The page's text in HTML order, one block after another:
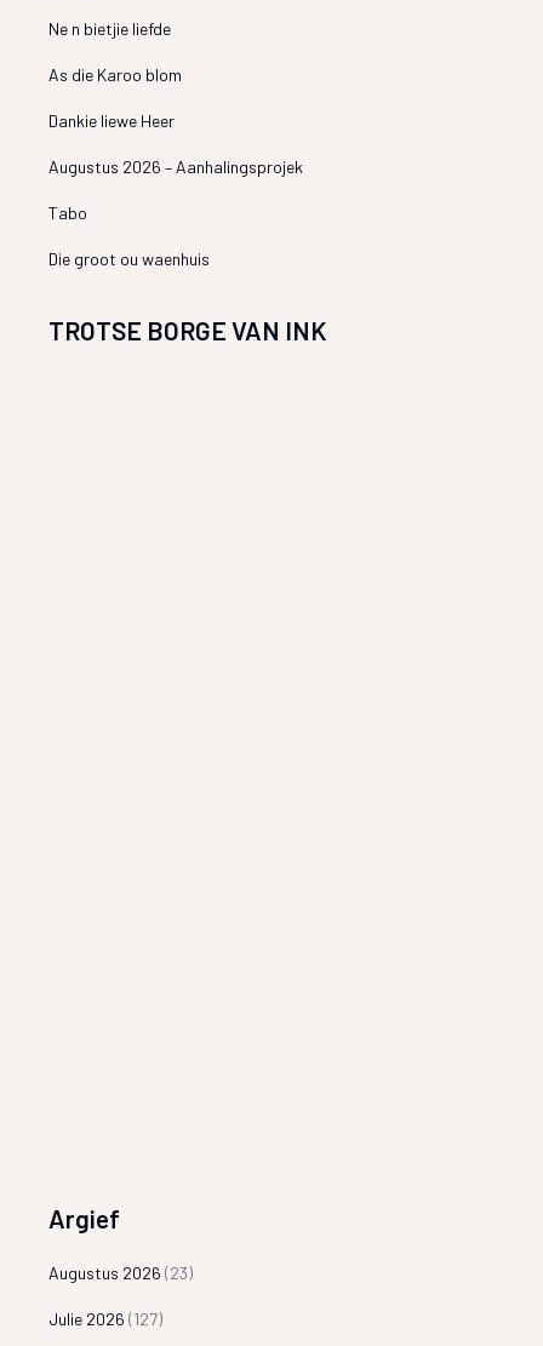
Ne n bietjie liefde
As die Karoo blom
Dankie liewe Heer
Augustus 2026 – Aanhalingsprojek
Tabo
Die groot ou waenhuis
TROTSE BORGE VAN INK
Argief
Augustus 2026 (23)
Julie 2026 (127)